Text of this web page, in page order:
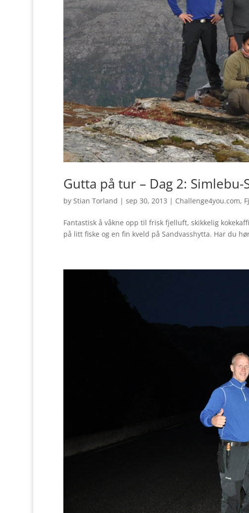
Gutta på tur – Dag 2: Simlebu-
by Stian Torland | sep 30, 2013 | Challenge4you.com,
Fantastisk å våkne opp til frisk fjelluft, skikkelig
på litt fiske og en fin kveld på Sandvasshytta. Har du